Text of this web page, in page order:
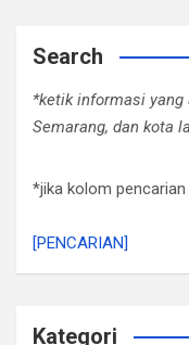
Search
*ketik informasi yang
Semarang, dan kota
*jika kolom
[PENCARIAN]
Kategori